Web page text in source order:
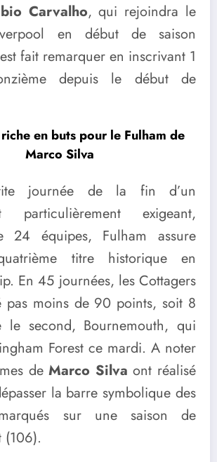
Carvalho, qui rejoindra le
en début de saison
fait remarquer en inscrivant 1
depuis le début de
en buts pour le Fulham de
Marco Silva
journée de la fin d’un
particulièrement exigeant,
24 équipes, Fulham assure
titre historique en
En 45 journées, les Cottagers
pas moins de 90 points, soit 8
second, Bournemouth, qui
Forest ce mardi. A noter
deMarco Silva ont réalisé
la barre symbolique des
sur une saison de
(106).